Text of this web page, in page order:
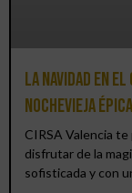
La Navidad en
Nochevieja épica
CIRSA Valencia
disfrutar de la
sofisticada y con